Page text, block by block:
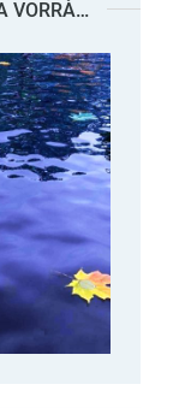
VORRÀ…